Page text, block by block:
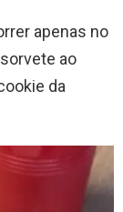
apenas no
ao
da